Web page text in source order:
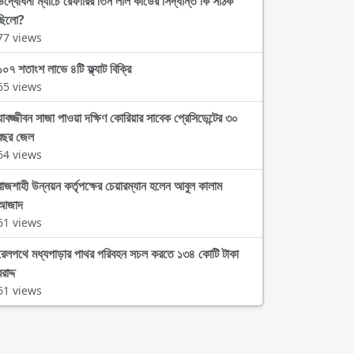
views
শতাংশ লাভে ৪টি ফ্ল্যাট বিক্রি
views
সাজা পাওয়া দক্ষিণ কোরিয়ার সাবেক প্রেসিডেন্টের ৩০
জেল
views
উন্নয়ন কর্তৃপক্ষের চেয়ারম্যান হলেন আবুল কালাম
views
মধ্যপাড়ার পাথর পরিবহন সচল করতে ১৩৪ কোটি টাকা
views